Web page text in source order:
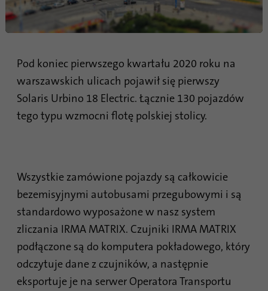
Video
Pod koniec pierwszego kwartału 2020 roku na
warszawskich ulicach pojawił się pierwszy
Solaris Urbino 18 Electric. Łącznie 130 pojazdów
tego typu wzmocni flotę polskiej stolicy.
Wszystkie zamówione pojazdy są całkowicie
bezemisyjnymi autobusami przegubowymi i są
standardowo wyposażone w nasz system
zliczania IRMA MATRIX. Czujniki IRMA MATRIX
podłączone są do komputera pokładowego, który
odczytuje dane z czujników, a następnie
eksportuje je na serwer Operatora Transportu
Dostawca .linkedin.com
Czas
Cel
Ten plik cookie jest identyfikatorem
przeglądarki. Umożliwia to jednoznaczną
identyfikację urządzeń uzyskujących dostęp
do LinkedIn w celu wykrycia niewłaściwego
Dostawca .linkedin.com
trwania
24 godziny
Cel
Ten plik cookie zapewnia wybór centrum